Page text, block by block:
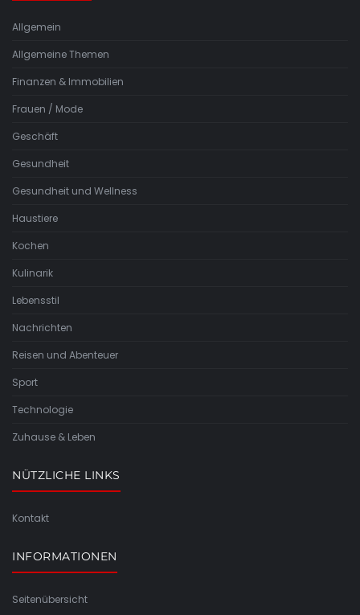
Allgemein
Allgemeine Themen
Finanzen & Immobilien
Frauen / Mode
Geschäft
Gesundheit
Gesundheit und Wellness
Haustiere
Kochen
Kulinarik
Lebensstil
Nachrichten
Reisen und Abenteuer
Sport
Technologie
Zuhause & Leben
NÜTZLICHE LINKS
Kontakt
INFORMATIONEN
Seitenübersicht